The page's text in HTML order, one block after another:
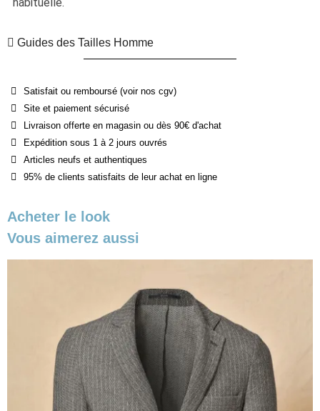
Guides des Tailles Homme
Satisfait ou remboursé (voir nos cgv)
Site et paiement sécurisé
Livraison offerte en magasin ou dès 90€ d'achat
Expédition sous 1 à 2 jours ouvrés
Articles neufs et authentiques
95% de clients satisfaits de leur achat en ligne
Acheter le look
Vous aimerez aussi